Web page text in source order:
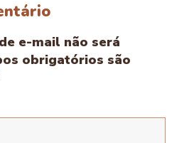
e-mail não será
obrigatórios são